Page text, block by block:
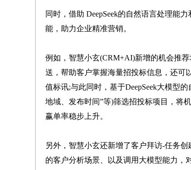
同时，借助 DeepSeek的自然语言处理能
能，助力企业精准营销。
例如，智慧小玄(CRM+AI)新增的机会推
送，帮助客户掌握海量招投标信息，还可
值标讯;与此同时，基于DeepSeek大模型
地域、发布时间”等)筛选招投标项目，将
赢单率稳步上升。
另外，智慧小玄还新增了客户拜访-任务
的客户分析场景、以及调用大模型能力，